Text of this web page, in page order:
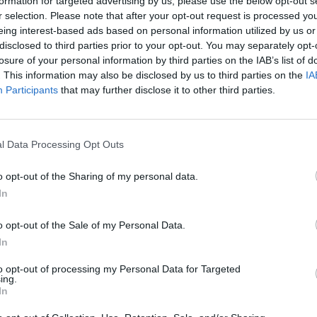
selection. Please note that after your opt-out request is processed
interest-based ads based on personal information utilized by us
to third parties prior to your opt-out. You may separately
of your personal information by third parties on the IAB’s list of
This information may also be disclosed by us to third parties on the
Participants that may further disclose it to other third parties.
Data Processing Opt Outs
opt-out of the Sharing of my personal data.
opt-out of the Sale of my Personal Data.
opt-out of processing my Personal Data for Targeted
teljesen digitális utasfelvételi rendszerre áll át,
beszállókártyákat és a repülőtéri check-in
bejelentése szerint a változás már pár hónapon
hoz az utasok számára - írta meg a The Irish
egy dublini sajtótájékoztatón ismertette a terveket,
keresztül lehet majd bejelentkezni a járatokra. Ez
érkezés előtt el kell végezniük a bejelentkezési
növelése és az utasfelvételi...
portfolio.hu hírarchívumához tartozik, melynek olvasása
tartalmazza: